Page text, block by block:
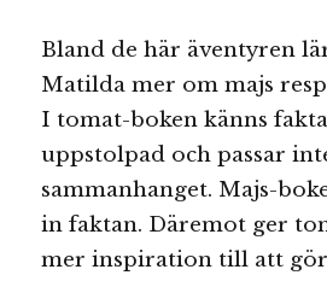
Bland de här äventyren
Matilda mer om majs
I tomat-boken känns
uppstolpad och passar
sammanhanget. Majs-
in faktan. Däremot ger
mer inspiration till att